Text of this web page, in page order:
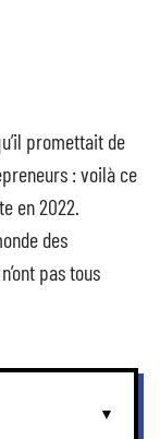
promettait de
: voilà ce
en 2022.
des
pas tous